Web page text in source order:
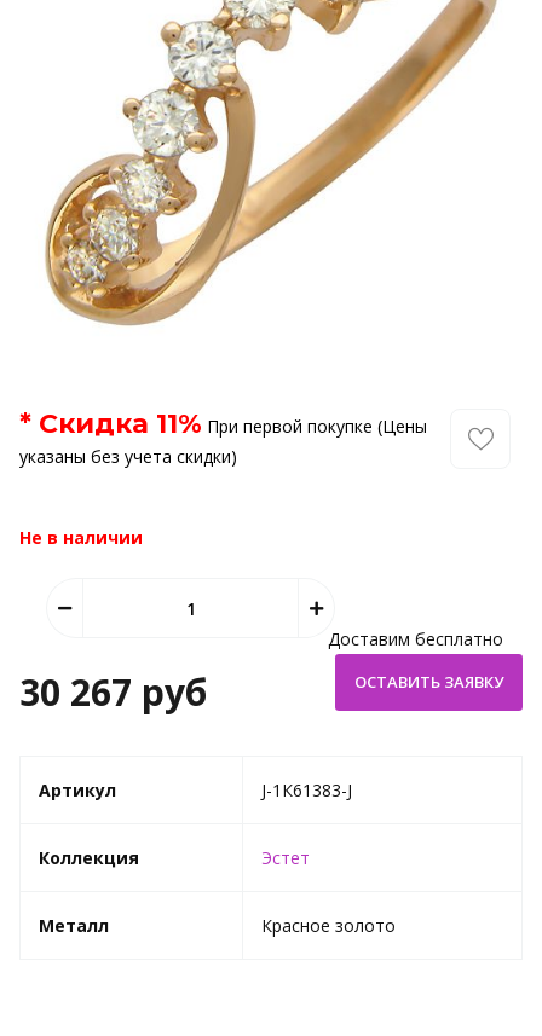
* Скидка 11% При первой покупке (Цены
указаны без учета скидки)
Не в наличии
30 267 руб
Доставим бесплатно
Артикул J-1К61383-J
Коллекция Эстет
Металл Красное золото